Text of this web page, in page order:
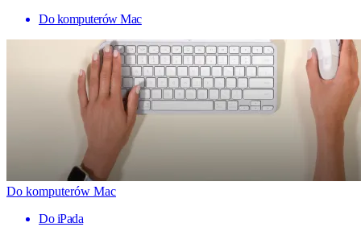
Do komputerów Mac
Do komputerów Mac
Do iPada